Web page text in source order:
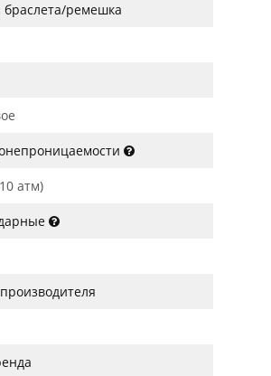
ремешка
атм)